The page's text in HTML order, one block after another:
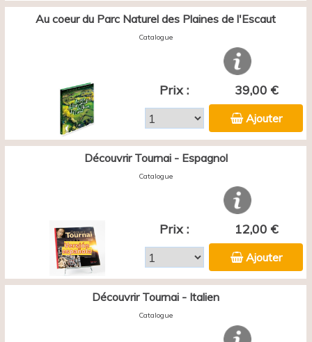
Au coeur du Parc Naturel des Plaines de l'Escaut
Catalogue
Prix : 39,00 €
Ajouter
Découvrir Tournai - Espagnol
Catalogue
Prix : 12,00 €
Ajouter
Découvrir Tournai - Italien
Catalogue